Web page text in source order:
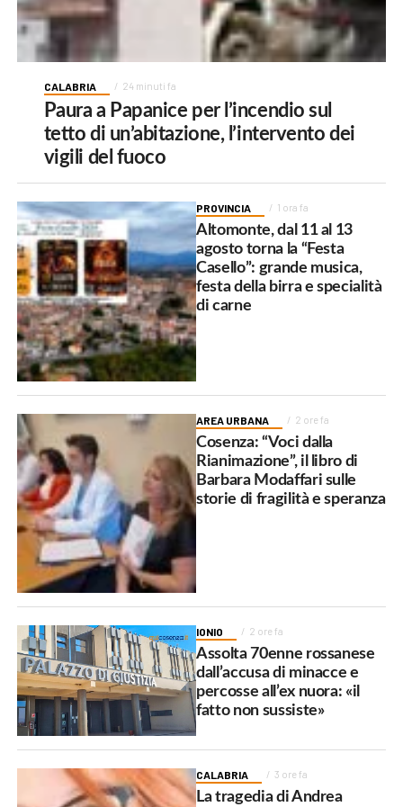
CALABRIA 24 minuti fa
Paura a Papanice per l’incendio sul
tetto di un’abitazione, l’intervento dei
vigili del fuoco
PROVINCIA 1 ora fa
Altomonte, dal 11 al 13
agosto torna la “Festa
Casello”: grande musica,
festa della birra e specialità
di carne
AREA URBANA 2 ore fa
Cosenza: “Voci dalla
Rianimazione”, il libro di
Barbara Modaffari sulle
storie di fragilità e speranza
IONIO 2 ore fa
Assolta 70enne rossanese
dall’accusa di minacce e
percosse all’ex nuora: «il
fatto non sussiste»
CALABRIA 3 ore fa
La tragedia di Andrea